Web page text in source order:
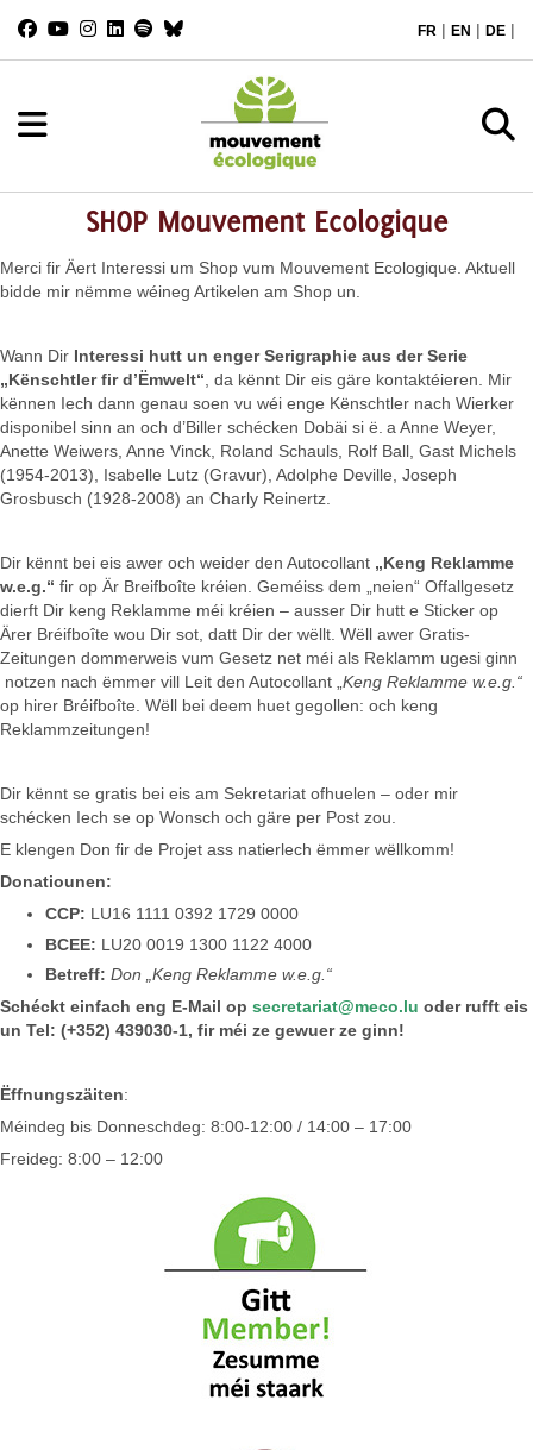
FR | EN | DE |
SHOP Mouvement Ecologique
Merci fir Äert Interessi um Shop vum Mouvement Ecologique. Aktuell
bidde mir nëmme wéineg Artikelen am Shop un.
Wann Dir Interessi hutt un enger Serigraphie aus der Serie
„Kënschtler fir d’Ëmwelt“ , da kënnt Dir eis gäre kontaktéieren. Mir
kënnen Iech dann genau soen vu wéi enge Kënschtler nach Wierker
disponibel sinn an och d’Biller schécken Dobäi si ë. a Anne Weyer,
Anette Weiwers, Anne Vinck, Roland Schauls, Rolf Ball, Gast Michels
(1954-2013), Isabelle Lutz (Gravur), Adolphe Deville, Joseph
Grosbusch (1928-2008) an Charly Reinertz.
Dir kënnt bei eis awer och weider den Autocollant „Keng Reklamme
w.e.g.“ fir op Är Breifboîte kréien. Geméiss dem „neien“ Offallgesetz
dierft Dir keng Reklamme méi kréien – ausser Dir hutt e Sticker op
Ärer Bréifboîte wou Dir sot, datt Dir der wëllt. Wëll awer Gratis-
Zeitungen dommerweis vum Gesetz net méi als Reklamm ugesi ginn
notzen nach ëmmer vill Leit den Autocollant „ Keng Reklamme w.e.g.“
op hirer Bréifboîte. Wëll bei deem huet gegollen: och keng
Reklammzeitungen!
Dir kënnt se gratis bei eis am Sekretariat ofhuelen – oder mir
schécken Iech se op Wonsch och gäre per Post zou.
E klengen Don fir de Projet ass natierlech ëmmer wëllkomm!
Donatiounen:
CCP: LU16 1111 0392 1729 0000
BCEE: LU20 0019 1300 1122 4000
Betreff: Don „Keng Reklamme w.e.g.“
Schéckt einfach eng E-Mail op secretariat@meco.lu oder rufft eis
un Tel: (+352) 439030-1, fir méi ze gewuer ze ginn!
Ëffnungszäiten:
Méindeg bis Donneschdeg: 8:00-12:00 / 14:00 – 17:00
Freideg: 8:00 – 12:00